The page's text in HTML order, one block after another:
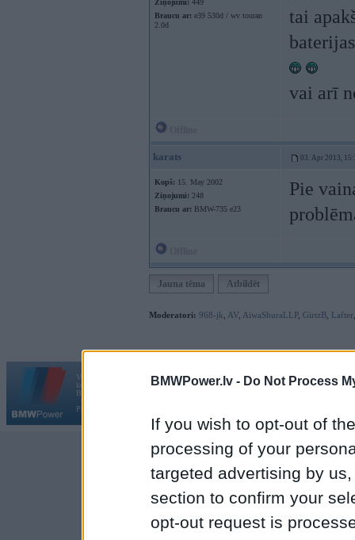
BMWPower.lv - Do Not Process
If you wish to opt-out of
processing of your
targeted advertising by
section to confirm your
opt-out request is
Ziņojumi: 449
Braucu ar: e39 530d / wv touran
2.0d
tai
vai arī
karats 03. Apr 2013,
Kopš: 15. May 2002
Ziņojumi: 248
Braucu ar: BMW-735 e23
Pie
Jauna tēma Atbildēt
Moderatori: 968-jk AV AiwaShuraLLP, GirtzB Lafter
Vortāls BMWPower.lv darbojas
kopš 2002. gada 14. maija. Tas nav auto klubs un nav saistīts ar
BMW AG.
Par BMWPower